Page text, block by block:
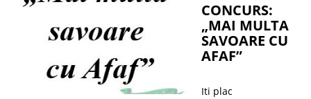
CONCURS:
„MAI MULTA
SAVOARE CU
AFAF”
Iti plac